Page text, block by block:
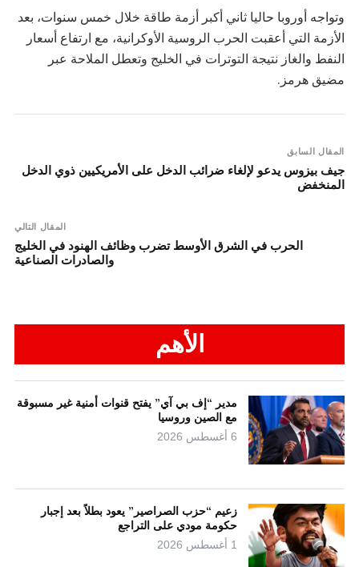
وتواجه أوروبا حاليا ثاني أكبر أزمة طاقة خلال خمس سنوات، بعد
الأزمة التي أعقبت الحرب الروسية الأوكرانية، مع ارتفاع أسعار
النفط والغاز نتيجة التوترات في الخليج وتعطل الملاحة عبر
مضيق هرمز.
المقال السابق
جيف بيزوس يدعو لإلغاء ضرائب الدخل على الأمريكيين ذوي الدخل
المنخفض
المقال التالي
الحرب في الشرق الأوسط تضرب وظائف الهنود في الخليج
والصادرات الصناعية
الأهم
مدير “إف بي آي” يفتح قنوات أمنية غير مسبوقة
مع الصين وروسيا
6 أغسطس 2026
زعيم “حزب الصراصير” يعود بطلاً بعد إجبار
حكومة مودي على التراجع
1 أغسطس 2026